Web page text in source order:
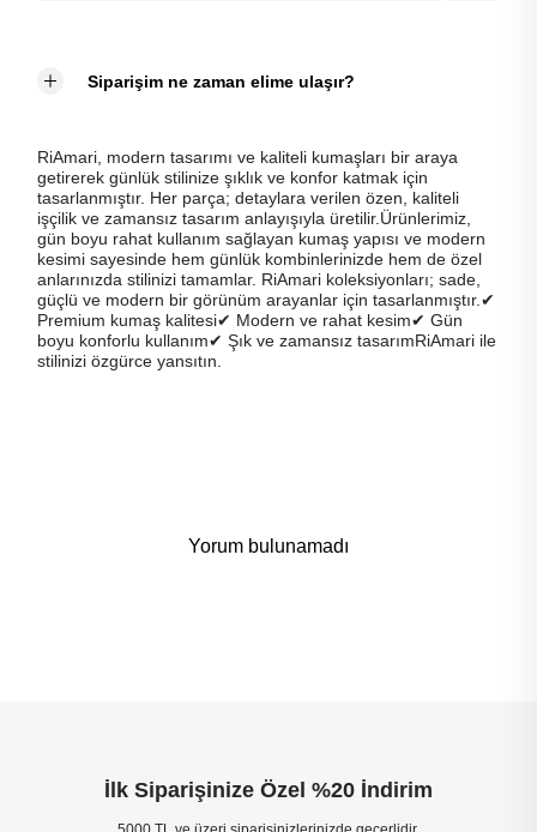
Siparişim ne zaman elime ulaşır?
RiAmari, modern tasarımı ve kaliteli kumaşları bir araya
getirerek günlük stilinize şıklık ve konfor katmak için
tasarlanmıştır. Her parça; detaylara verilen özen, kaliteli
işçilik ve zamansız tasarım anlayışıyla üretilir.Ürünlerimiz,
gün boyu rahat kullanım sağlayan kumaş yapısı ve modern
kesimi sayesinde hem günlük kombinlerinizde hem de özel
anlarınızda stilinizi tamamlar. RiAmari koleksiyonları; sade,
güçlü ve modern bir görünüm arayanlar için tasarlanmıştır.✔
Premium kumaş kalitesi✔ Modern ve rahat kesim✔ Gün
boyu konforlu kullanım✔ Şık ve zamansız tasarımRiAmari ile
stilinizi özgürce yansıtın.
Yorum bulunamadı
İlk Siparişinize Özel %20 İndirim